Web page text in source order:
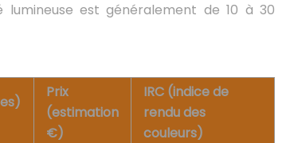
lumineuse est généralement de 10 à 30
Prix
(estimation
€)
IRC (indice de
rendu des
couleurs)